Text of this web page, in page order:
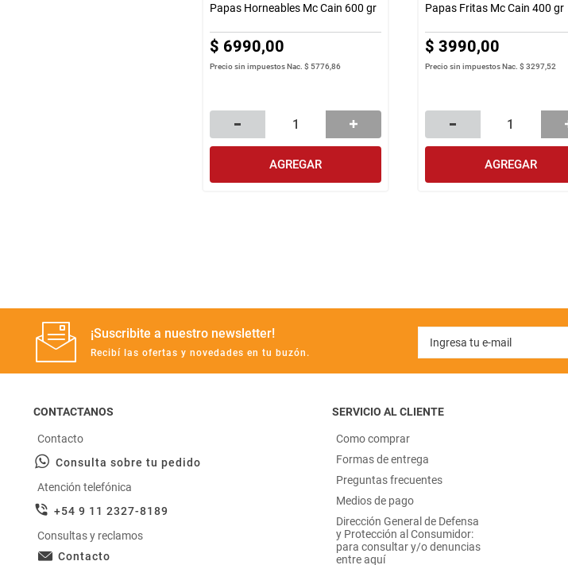
Papas Horneables Mc Cain 600 gr
$ 6990,00
Precio sin impuestos Nac.$ 5776,86
AGREGAR
Papas Fritas Mc Cain 400 gr
$ 3990,00
Precio sin impuestos Nac. $ 3297,52
AGREGAR
¡Suscribite a nuestro newsletter!
Recibí las ofertas y novedades en tu buzón.
CONTACTANOS
Contacto
Consulta sobre tu pedido
Atención telefónica
+54 9 11 2327-8189
Consultas y reclamos
Contacto
SERVICIO AL CLIENTE
Como comprar
Formas de entrega
Preguntas frecuentes
Medios de pago
Dirección General de Defensa
y Protección al Consumidor:
para consultar y/o denuncias
entre aquí